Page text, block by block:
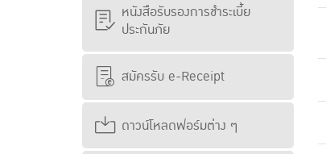
หนังสือรับรองการชำระเบี้ย
ประกันภัย
สมัครรับ e-Receipt
ดาวน์โหลดฟอร์มต่าง ๆ